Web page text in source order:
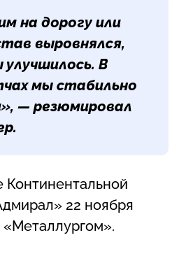
на дорогу или
выровнялся,
В
мы стабильно
— резюмировал
22 ноября
«Металлургом».